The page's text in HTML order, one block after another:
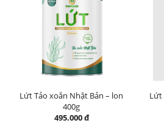
Lứt Tảo xoắn Nhật Bản – lon
400g
495.000 đ
Lứt